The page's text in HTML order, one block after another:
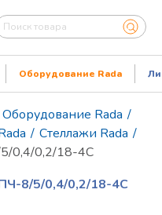
Оборудование Rada
Оборудование Rada /
/ Стеллажи Rada /
0,4/0,2/18-4С
8/5/0,4/0,2/18-4С